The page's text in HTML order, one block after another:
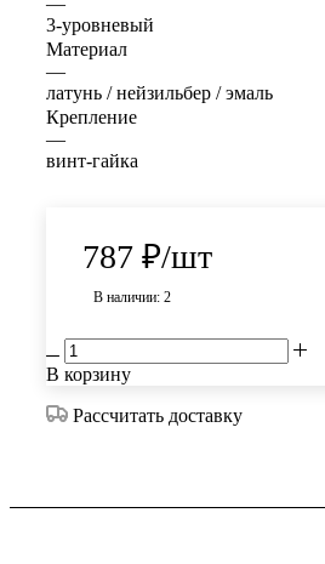
3-уровневый
Материал
—
латунь / нейзильбер / эмаль
Крепление
—
винт-гайка
787 ₽/шт
В наличии: 2
В корзину
Рассчитать доставку